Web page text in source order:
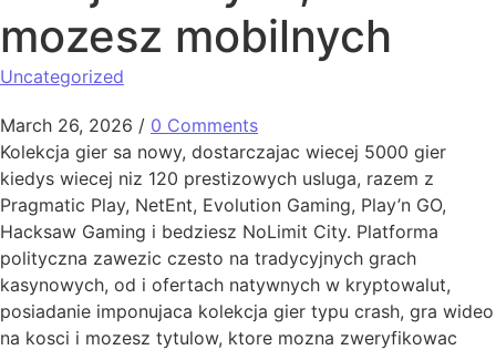
mozesz mobilnych
Uncategorized
March 26, 2026 / 0 Comments
Kolekcja gier sa nowy, dostarczajac wiecej 5000 gier
kiedys wiecej niz 120 prestizowych usluga, razem z
Pragmatic Play, NetEnt, Evolution Gaming, Play’n GO,
Hacksaw Gaming i bedziesz NoLimit City. Platforma
polityczna zawezic czesto na tradycyjnych grach
kasynowych, od i ofertach natywnych w kryptowalut,
posiadanie imponujaca kolekcja gier typu crash, gra wideo
na kosci i mozesz tytulow, ktore mozna zweryfikowac